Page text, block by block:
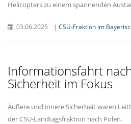
Helicopters zu einem spannenden
03.06.2025 | CSU-Fraktion im
Informationsfahrt
Sicherheit im Fokus
Äußere und innere Sicherheit waren
der CSU-Landtagsfraktion nach Polen.